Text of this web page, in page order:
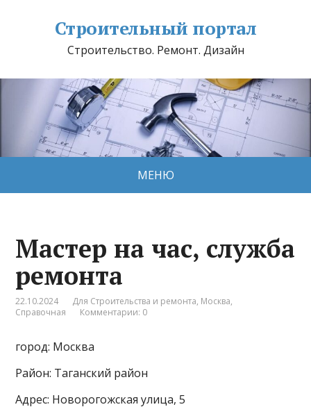
Строительный портал
Строительство. Ремонт. Дизайн
МЕНЮ
Мастер на час, служба
ремонта
22.10.2024 Для Строительства и ремонта, Москва,
Справочная
Комментарии: 0
город: Москва
Район: Таганский район
Адрес: Новорогожская улица, 5